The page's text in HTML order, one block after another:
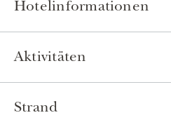
Hotelinformationen
Aktivitäten
Strand